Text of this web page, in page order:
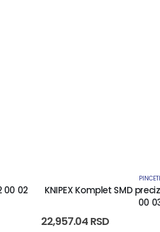
00 02
KNIPEX Komplet SMD
00
22,957.04 RSD